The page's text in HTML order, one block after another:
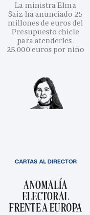
La ministra Elma
Saiz ha anunciado 25
millones de euros del
Presupuesto chicle
para atenderles.
25.000 euros por niño
ANOMALÍA
ELECTORAL
FRENTE A EUROPA
CARTAS AL DIRECTOR